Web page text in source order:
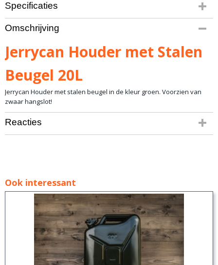
Specificaties
Bruto gewicht
4,00 Kg
Omschrijving
Jerrycan Houder met Stalen
Beugel 20L
Jerrycan Houder met stalen beugel in de kleur groen. Voorzien van
zwaar hangslot!
Reacties
Ook interessant